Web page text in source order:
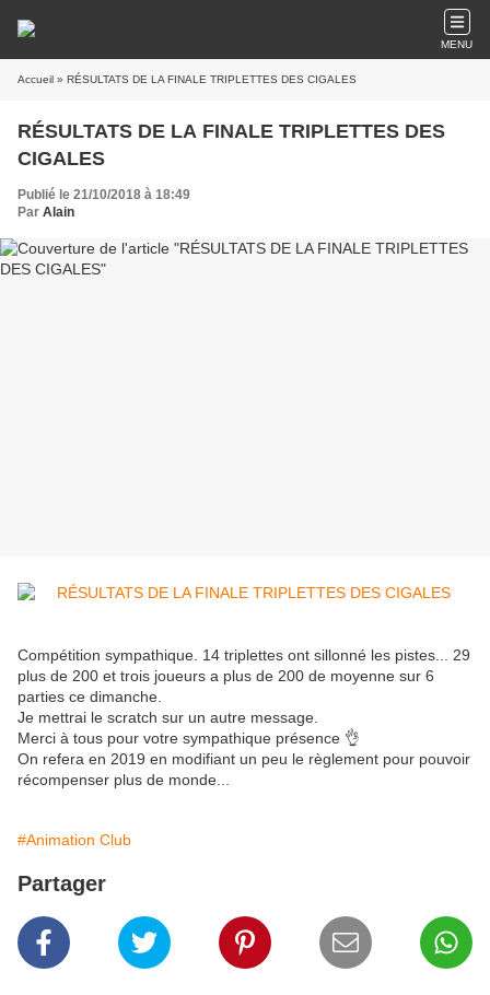
MENU
Accueil » RÉSULTATS DE LA FINALE TRIPLETTES DES CIGALES
RÉSULTATS DE LA FINALE TRIPLETTES DES
CIGALES
Publié le 21/10/2018 à 18:49
Par Alain
Compétition sympathique. 14 triplettes ont sillonné les pistes... 29
plus de 200 et trois joueurs a plus de 200 de moyenne sur 6
parties ce dimanche.
Je mettrai le scratch sur un autre message.
Merci à tous pour votre sympathique présence 👌
On refera en 2019 en modifiant un peu le règlement pour pouvoir
récompenser plus de monde...
#Animation Club
Partager